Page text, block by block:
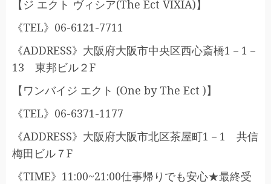
【ジ エクト ヴィシア(The Ect VIXIA)】
《TEL》06-6121-7711
《ADDRESS》大阪府大阪市中央区西心斎橋1－1－
13 東邦ビル２F
【ワンバイジ エクト (One by The Ect )】
《TEL》06-6371-1177
《ADDRESS》大阪府大阪市北区茶屋町1－1 共信
梅田ビル７F
《TIME》11:00~21:00仕事帰りでも安心★最終受